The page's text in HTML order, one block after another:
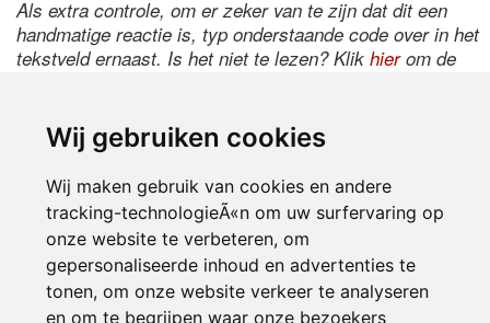
Wij gebruiken cookies
Wij maken gebruik van cookies en andere
tracking-technologieÃ«n om uw surfervaring op
onze website te verbeteren, om
gepersonaliseerde inhoud en advertenties te
tonen, om onze website verkeer te analyseren
en om te begrijpen waar onze bezoekers
Als extra controle, om er zeker van te zijn dat dit een
handmatige reactie is, typ onderstaande code over in het
tekstveld ernaast. Is het niet te lezen? Klik hierom de